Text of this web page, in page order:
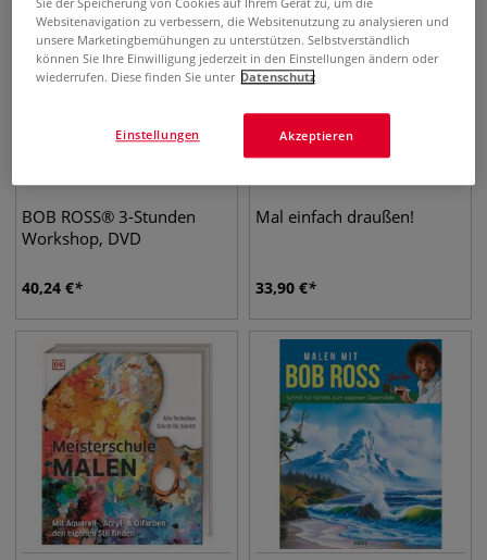
BOB ROSS® 3-Stunden
Workshop, DVD
40,24 €
Mal einfach draußen!
33,90 €
Websitenavigation zu verbessern, die Websitenutzung zu analysieren und
unsere Marketingbemühungen zu unterstützen. Selbstverständlich
können Sie Ihre Einwilligung jederzeit in den Einstellungen ändern oder
wiederrufen. Diese finden Sie unter Datenschutz
Akzeptieren
Einstellungen